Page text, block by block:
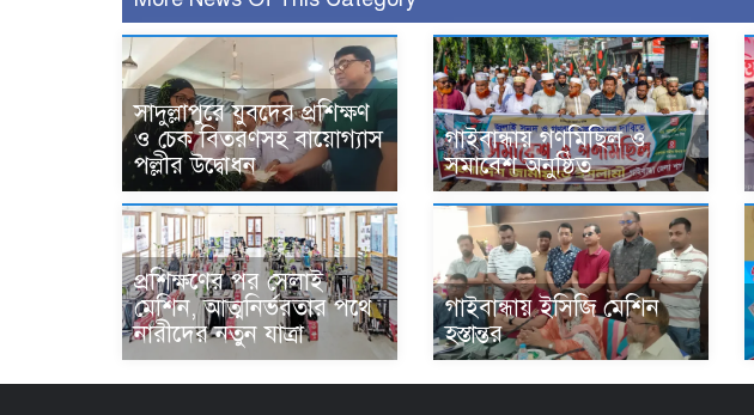
সাদুল্লাপুরে যুবদের প্রশিক্ষণ
ও চেক বিতরণসহ বায়োগ্যাস
পল্লীর উদ্বোধন
গাইবান্ধায় গণমিছিল ও
সমাবেশ অনুষ্ঠিত
প্রশিক্ষণের পর সেলাই
মেশিন, আত্মনির্ভরতার পথে
নারীদের নতুন যাত্রা
গাইবান্ধায় ইসিজি মেশিন
হস্তান্তর